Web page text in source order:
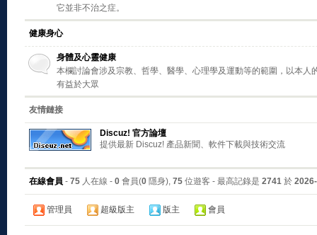
它並非不治之症。
健康身心
身體及心靈健康
本欄討論會涉及宗教、哲學、醫學、心理學及運動等的範圍，以本人
有益於大眾
友情鏈接
Discuz! 官方論壇
提供最新 Discuz! 產品新聞、軟件下載與技術交流
在線會員 - 75 人在線 - 0 會員(0 隱身), 75 位遊客 - 最高記錄是 2741 於
管理員 超級版主 版主 會員